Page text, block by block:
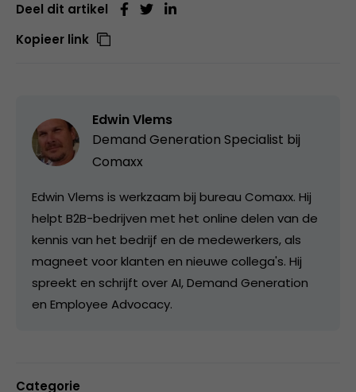
Deel dit artikel
Kopieer link
Edwin Vlems
Demand Generation Specialist bij
Comaxx
Edwin Vlems is werkzaam bij bureau Comaxx. Hij
helpt B2B-bedrijven met het online delen van de
kennis van het bedrijf en de medewerkers, als
magneet voor klanten en nieuwe collega's. Hij
spreekt en schrijft over AI, Demand Generation
en Employee Advocacy.
Categorie